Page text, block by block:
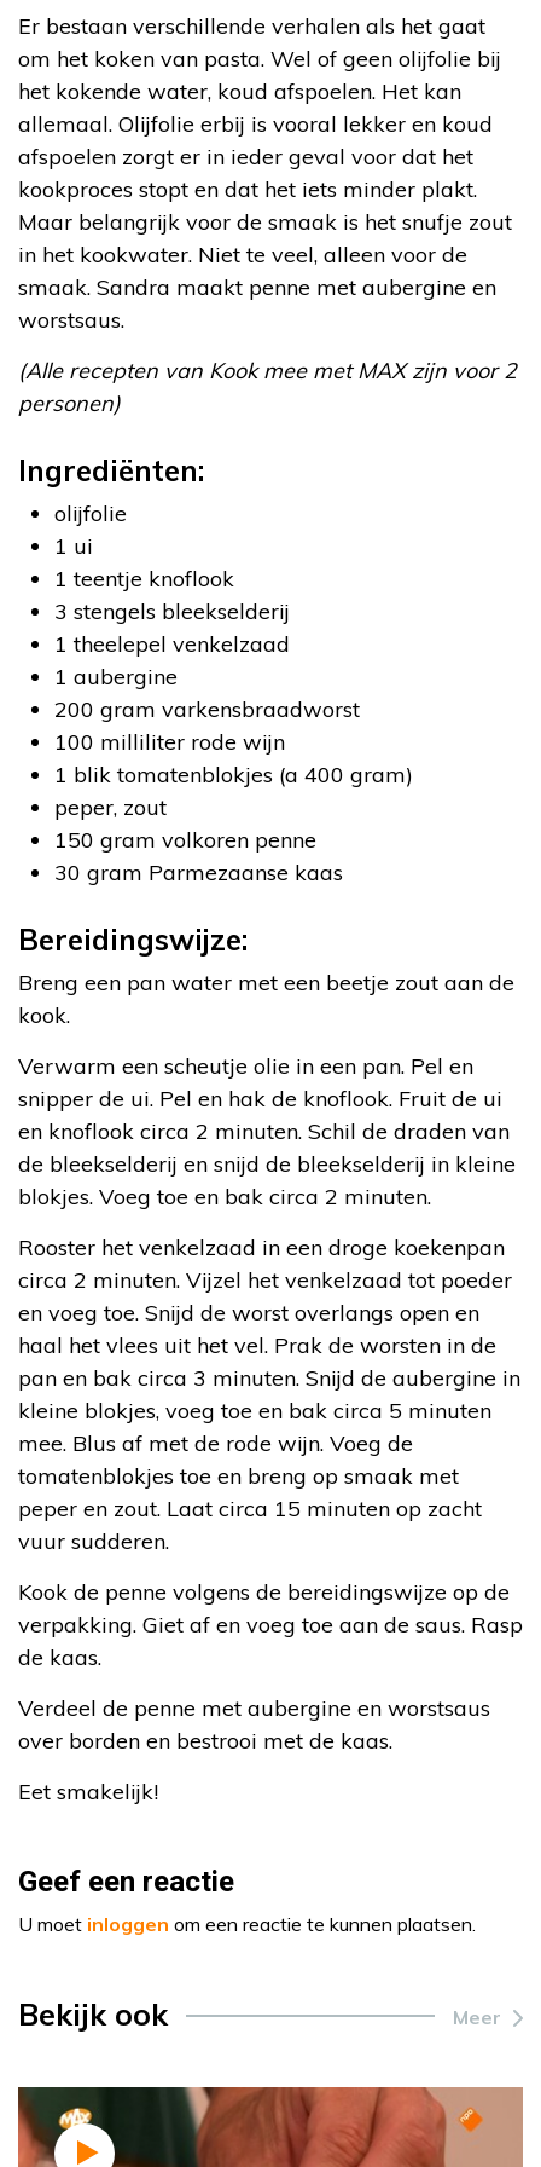
Er bestaan verschillende verhalen als het gaat
om het koken van pasta. Wel of geen olijfolie bij
het kokende water, koud afspoelen. Het kan
allemaal. Olijfolie erbij is vooral lekker en koud
afspoelen zorgt er in ieder geval voor dat het
kookproces stopt en dat het iets minder plakt.
Maar belangrijk voor de smaak is het snufje zout
in het kookwater. Niet te veel, alleen voor de
smaak. Sandra maakt penne met aubergine en
worstsaus.
(Alle recepten van Kook mee met MAX zijn voor 2
personen)
Ingrediënten:
olijfolie
1 ui
1 teentje knoflook
3 stengels bleekselderij
1 theelepel venkelzaad
1 aubergine
200 gram varkensbraadworst
100 milliliter rode wijn
1 blik tomatenblokjes (a 400 gram)
peper, zout
150 gram volkoren penne
30 gram Parmezaanse kaas
Bereidingswijze:
Breng een pan water met een beetje zout aan de
kook.
Verwarm een scheutje olie in een pan. Pel en
snipper de ui. Pel en hak de knoflook. Fruit de ui
en knoflook circa 2 minuten. Schil de draden van
de bleekselderij en snijd de bleekselderij in kleine
blokjes. Voeg toe en bak circa 2 minuten.
Rooster het venkelzaad in een droge koekenpan
circa 2 minuten. Vijzel het venkelzaad tot poeder
en voeg toe. Snijd de worst overlangs open en
haal het vlees uit het vel. Prak de worsten in de
pan en bak circa 3 minuten. Snijd de aubergine in
kleine blokjes, voeg toe en bak circa 5 minuten
mee. Blus af met de rode wijn. Voeg de
tomatenblokjes toe en breng op smaak met
peper en zout. Laat circa 15 minuten op zacht
vuur sudderen.
Kook de penne volgens de bereidingswijze op de
verpakking. Giet af en voeg toe aan de saus. Rasp
de kaas.
Verdeel de penne met aubergine en worstsaus
over borden en bestrooi met de kaas.
Eet smakelijk!
Geef een reactie
U moet inloggen om een reactie te kunnen plaatsen.
Bekijk ook Meer